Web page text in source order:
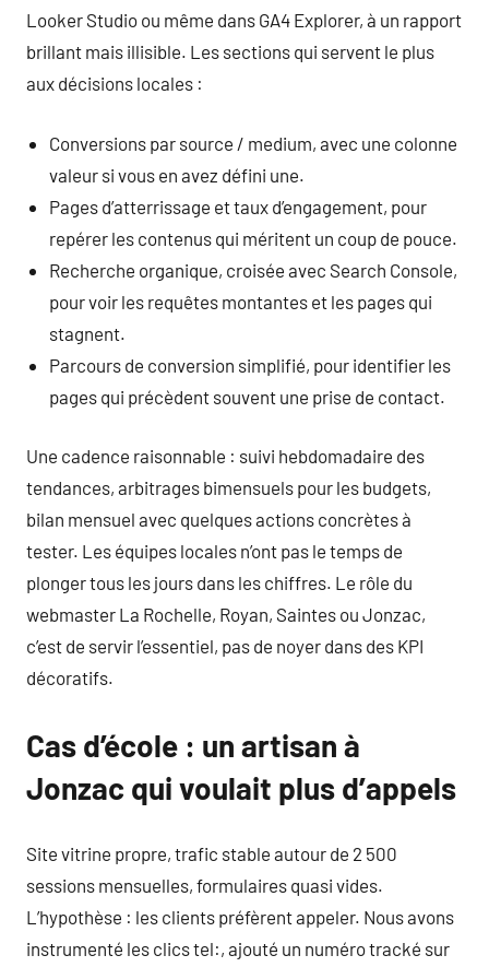
Looker Studio ou même dans GA4 Explorer, à un rapport
brillant mais illisible. Les sections qui servent le plus
aux décisions locales :
Conversions par source / medium, avec une colonne
valeur si vous en avez défini une.
Pages d’atterrissage et taux d’engagement, pour
repérer les contenus qui méritent un coup de pouce.
Recherche organique, croisée avec Search Console,
pour voir les requêtes montantes et les pages qui
stagnent.
Parcours de conversion simplifié, pour identifier les
pages qui précèdent souvent une prise de contact.
Une cadence raisonnable : suivi hebdomadaire des
tendances, arbitrages bimensuels pour les budgets,
bilan mensuel avec quelques actions concrètes à
tester. Les équipes locales n’ont pas le temps de
plonger tous les jours dans les chiffres. Le rôle du
webmaster La Rochelle, Royan, Saintes ou Jonzac,
c’est de servir l’essentiel, pas de noyer dans des KPI
décoratifs.
Cas d’école : un artisan à
Jonzac qui voulait plus d’appels
Site vitrine propre, trafic stable autour de 2 500
sessions mensuelles, formulaires quasi vides.
L’hypothèse : les clients préfèrent appeler. Nous avons
instrumenté les clics tel:, ajouté un numéro tracké sur